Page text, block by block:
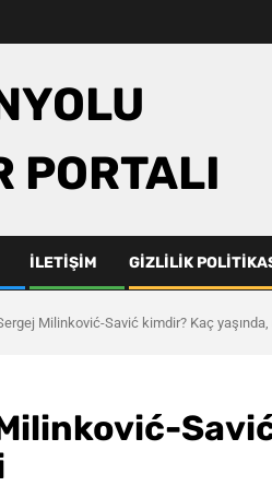
PORTALI
İLETIŞIM GIZLILIK
Milinković-Savić kimdir? Kaç